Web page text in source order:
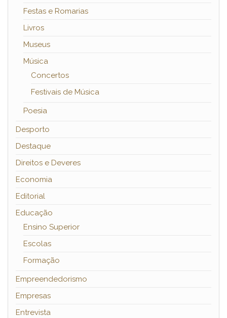
Festas e Romarias
Livros
Museus
Música
Concertos
Festivais de Música
Poesia
Desporto
Destaque
Direitos e Deveres
Economia
Editorial
Educação
Ensino Superior
Escolas
Formação
Empreendedorismo
Empresas
Entrevista